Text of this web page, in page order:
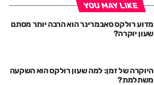
YOU MAY LIKE
מדוע רולקס סאבמרינר הוא הרבה יותר מסתם
שעון יוקרה?
היוקרה של זמן: למה שעון רולקס הוא השקעה
משתלמת?